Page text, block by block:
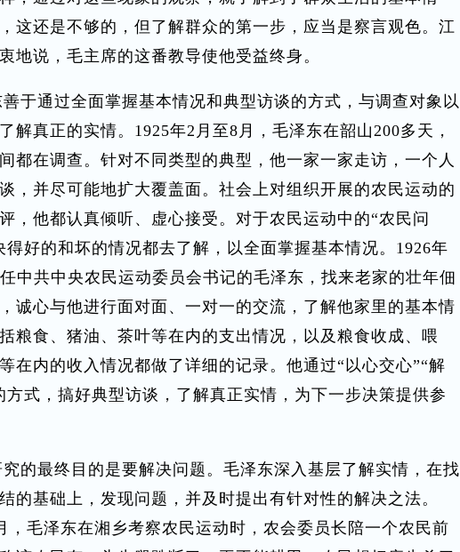
这还是不够的，但了解群众的第一步，应当是察言观色。江
地说，毛主席的这番教导使他受益终身。
于通过全面掌握基本情况和典型访谈的方式，与调查对象以
解真正的实情。1925年2月至8月，毛泽东在韶山200多天，
都在调查。针对不同类型的典型，他一家一家走访，一个人
，并尽可能地扩大覆盖面。社会上对组织开展的农民运动的
，他都认真倾听、虚心接受。对于农民运动中的“农民问
得好的和坏的情况都去了解，以全面掌握基本情况。1926年
中共中央农民运动委员会书记的毛泽东，找来老家的壮年佃
诚心与他进行面对面、一对一的交流，了解他家里的基本情
粮食、猪油、茶叶等在内的支出情况，以及粮食收成、喂
在内的收入情况都做了详细的记录。他通过“以心交心”“解
方式，搞好典型访谈，了解真正实情，为下一步决策提供参
的最终目的是要解决问题。毛泽东深入基层了解实情，在找
的基础上，发现问题，并及时提出有针对性的解决之法。
，毛泽东在湘乡考察农民运动时，农会委员长陪一个农民前